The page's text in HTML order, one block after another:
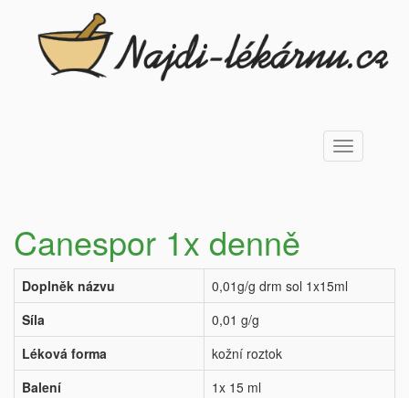
Toggle
navigation
Canespor 1x denně
Doplněk názvu
0,01g/g drm sol 1x15ml
Síla
0,01 g/g
Léková forma
kožní roztok
Balení
1x 15 ml